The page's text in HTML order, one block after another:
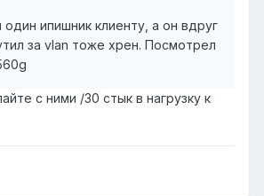
ипишник клиенту, а он вдруг
за vlan тоже хрен. Посмотрел
с ними /30 стык в нагрузку к